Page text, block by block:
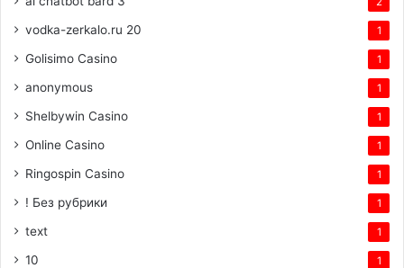
vodka-zerkalo.ru 20 1
Golisimo Casino 1
anonymous 1
Shelbywin Casino 1
Online Casino 1
Ringospin Casino 1
! Без рубрики 1
text 1
10 1